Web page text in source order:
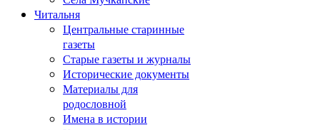
Читальня
Центральные старинные
газеты
Старые газеты и журналы
Исторические документы
Материалы для
родословной
Имена в истории